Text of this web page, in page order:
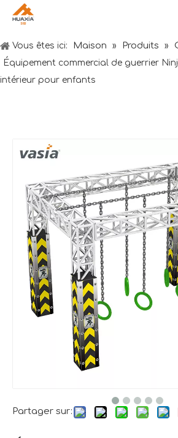
Vous êtes ici: Maison » Produits »
Équipement commercial de guerrier
intérieur pour enfants
Partager sur: